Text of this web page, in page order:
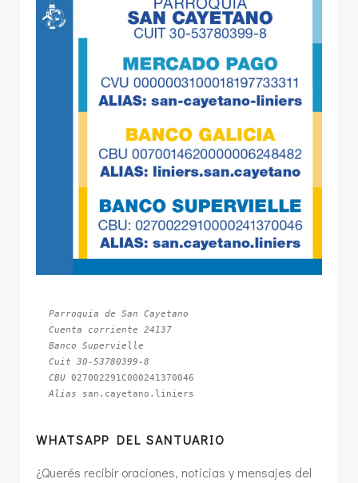
Parroquia de San Cayetano
Cuenta corriente 24137
Banco Supervielle
Cuit 30-53780399-8
CBU
Alias san.cayetano.liniers
WHATSAPP DEL SANTUARIO
¿Querés recibir oraciones, noticias y mensajes del